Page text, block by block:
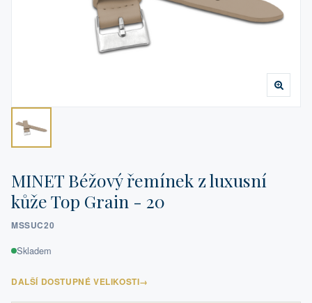
MINET Béžový řemínek z luxusní
kůže Top Grain - 20
MSSUC20
Skladem
DALŠÍ DOSTUPNÉ VELIKOSTI→